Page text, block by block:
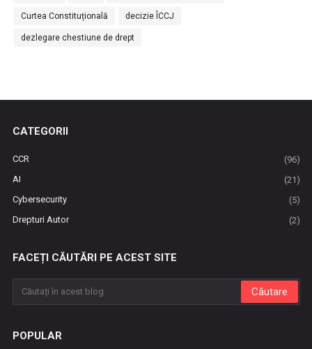
Curtea Constituțională decizie ÎCCJ
dezlegare chestiune de drept
CATEGORII
CCR
(96)
AI
(21)
Cybersecurity
(5)
Drepturi Autor
(2)
FACEȚI CĂUTĂRI PE ACEST SITE
POPULAR